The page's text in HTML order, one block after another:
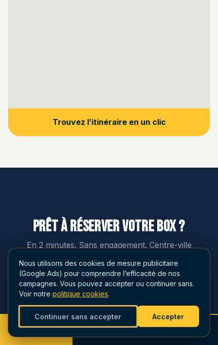
Trouvez l’itinéraire en un clic
Prêt à réserver votre box ?
En 2 minutes. Sans engagement. Centre-ville
Réserver mon box maintenant
Appeler Voir les disponibilités
Nous utilisons des cookies de mesure publicitaire
(Google Ads) pour comprendre l’efficacité de nos
campagnes. Vous pouvez accepter ou continuer sans.
Voir notre politique cookies.
Continuer sans accepter Accepter